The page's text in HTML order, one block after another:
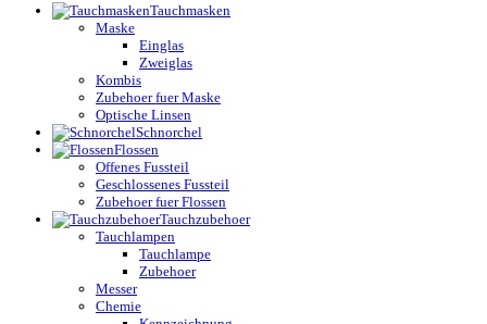
Tauchmasken
Maske
Einglas
Zweiglas
Kombis
Zubehoer fuer Maske
Optische Linsen
Schnorchel
Flossen
Offenes Fussteil
Geschlossenes Fussteil
Zubehoer fuer Flossen
Tauchzubehoer
Tauchlampen
Tauchlampe
Zubehoer
Messer
Chemie